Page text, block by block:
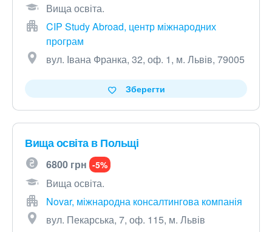
Вища освіта.
CIP Study Abroad, центр міжнародних
програм
вул. Івана Франка, 32, оф. 1, м. Львів, 79005
Зберегти
Вища освіта в Польщі
6800 грн -5%
Вища освіта.
Novar, міжнародна консалтингова компанія
вул. Пекарська, 7, оф. 115, м. Львів